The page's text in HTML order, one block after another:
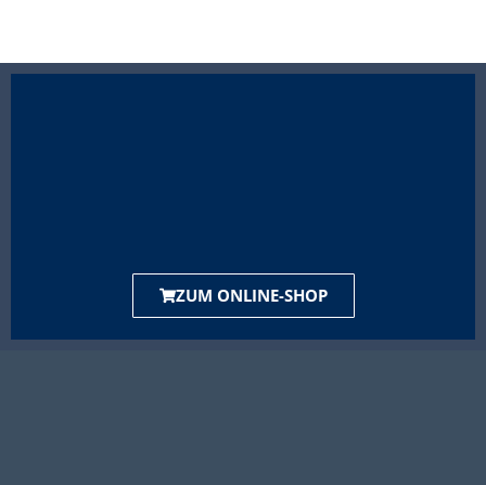
ZUM ONLINE-SHOP